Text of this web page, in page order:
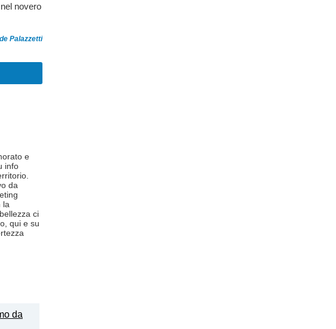
novero
Palazzetti
e
info
da
la
ci
qui e su